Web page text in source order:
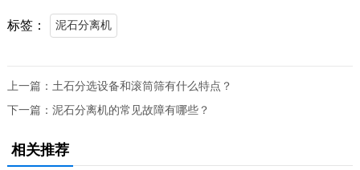
标签： 泥石分离机
上一篇： 土石分选设备和滚筒筛有什么特点？
下一篇： 泥石分离机的常见故障有哪些？
相关推荐